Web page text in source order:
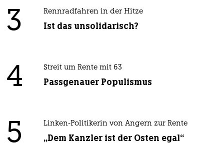
3 Rennradfahren in der Hitze
Ist das unsolidarisch?
4 Streit um Rente mit 63
Passgenauer Populismus
5 Linken-Politikerin von Angern zur Rente
„Dem Kanzler ist der Osten egal“